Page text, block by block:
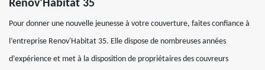
Renov'Habitat 35
Pour donner une nouvelle jeunesse à votre couverture, faites confiance à
l’entreprise Renov'Habitat 35. Elle dispose de nombreuses années
d’expérience et met à la disposition de propriétaires des couvreurs